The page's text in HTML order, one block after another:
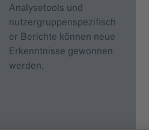
Analysetools und
nutzergruppenspezifisch
er Berichte können neue
Erkenntnisse gewonnen
werden.